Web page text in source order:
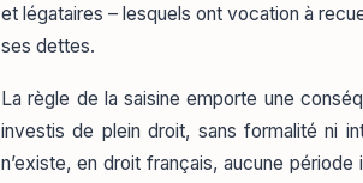
et légataires – lesquels ont vocation à
ses dettes.
La règle de la saisine emporte une
investis de plein droit, sans formalité ni
n’existe, en droit français, aucune